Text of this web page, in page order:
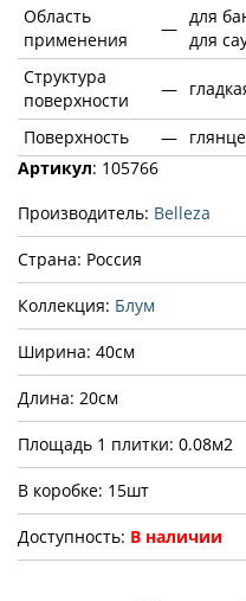
Область
применения
—
для
для
Структура
поверхности
—
Поверхность —
Артикул: 105766
Производитель: Belleza
Страна: Россия
Коллекция: Блум
Ширина: 40см
Длина: 20см
Площадь 1 плитки: 0.08м2
В коробке: 15шт
Доступность: В наличии